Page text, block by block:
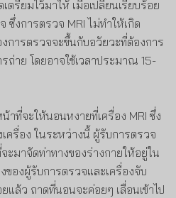
ตรียมไว้มาให้ เมื่อเปลี่ยนเรียบร้อย
ซึ่งการตรวจ MRI ไม่ทำให้เกิด
งการตรวจจะขึ้นกับอวัยวะที่ต้องการ
าย โดยอาจใช้เวลาประมาณ 15-
ที่จะให้นอนหงายที่เครื่อง MRI ซึ่ง
ครื่อง ในระหว่างนี้ ผู้รับการตรวจ
ะมาจัดท่าทางของร่างกายให้อยู่ใน
ของผู้รับการตรวจและเครื่องจับ
ล้ว ถาดที่นอนจะค่อยๆ เลื่อนเข้าไป